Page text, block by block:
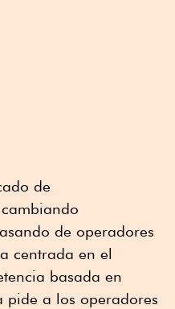
de
de operadores
centrada en el
basada en
pide a los operadores